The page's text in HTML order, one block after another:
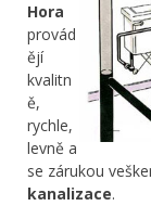
Hora
provád
ějí
kvalitn
ě,
rychle,
levně a
se zárukou
kanalizace.